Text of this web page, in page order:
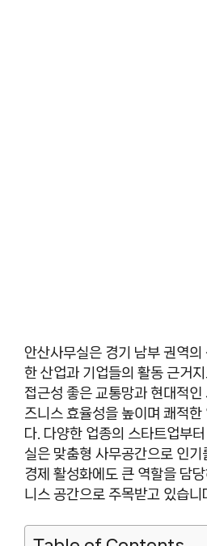
안산사무실은 경기 남부 권역
한 산업과 기업들의 활동 근거
접근성 좋은 교통망과 현대적인
즈니스 효율성을 높이며 쾌적한
다. 다양한 업종의 스타트업부
실은 맞춤형 사무공간으로 인기
경제 활성화에도 큰 역할을 담
니스 공간으로 주목받고 있습니